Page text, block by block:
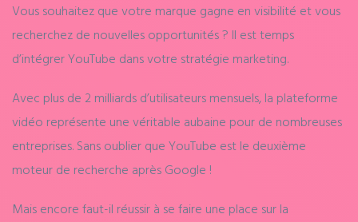
Vous souhaitez que votre marque gagne en visibilité et vous
recherchez de nouvelles opportunités ? Il est temps
d’intégrer YouTube dans votre stratégie marketing.
Avec plus de 2 milliards d’utilisateurs mensuels, la plateforme
vidéo représente une véritable aubaine pour de nombreuses
entreprises. Sans oublier que YouTube est le deuxième
moteur de recherche après Google !
Mais encore faut-il réussir à se faire une place sur la